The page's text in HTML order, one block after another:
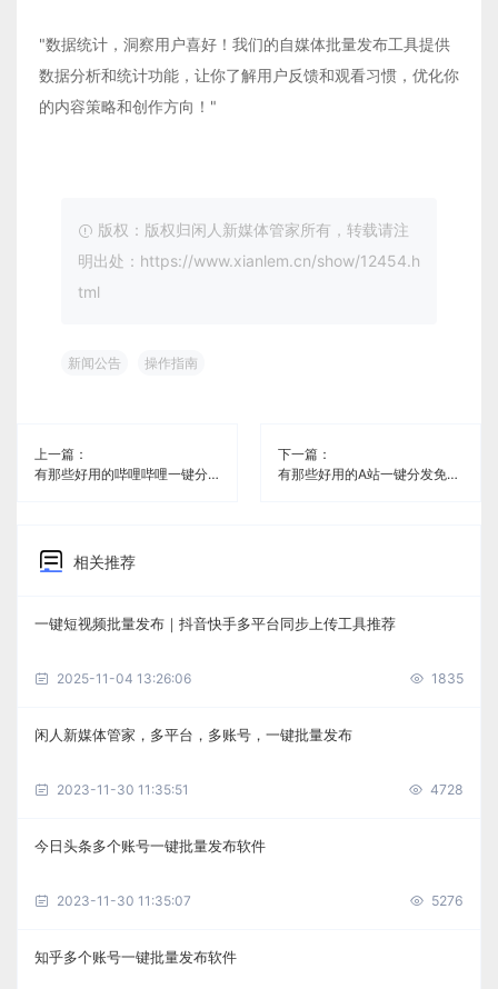
"数据统计，洞察用户喜好！我们的自媒体批量发布工具提供
数据分析和统计功能，让你了解用户反馈和观看习惯，优化你
的内容策略和创作方向！"
版权：版权归闲人新媒体管家所有，转载请注
明出处：https://www.xianlem.cn/show/12454.h
tml
新闻公告 操作指南
上一篇：
有那些好用的哔哩哔哩一键分发免费工具《闲人新媒体管家》
下一篇：
有那些好用的A站一键分发免费工具《闲人新媒体管家》
相关推荐
一键短视频批量发布｜抖音快手多平台同步上传工具推荐
2025-11-04 13:26:06 1835
闲人新媒体管家，多平台，多账号，一键批量发布
2023-11-30 11:35:51 4728
今日头条多个账号一键批量发布软件
2023-11-30 11:35:07 5276
知乎多个账号一键批量发布软件